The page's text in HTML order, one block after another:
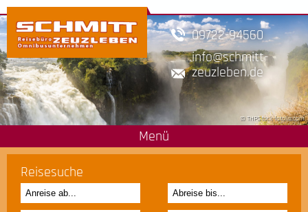
09722-94560
info schmitt-
zeuzleben.de
© THPStock-fotolia.com
Menü
Reisesuche